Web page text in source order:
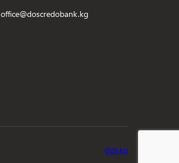
office@doscredobank.kg
dcb.kg